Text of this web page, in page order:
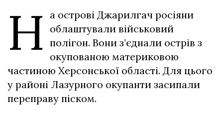
Н
а острові Джарилгач росіяни
облаштували військовий
полігон. Вони з’єднали острів з
окупованою материковою
частиною Херсонської області. Для цього
у районі Лазурного окупанти засипали
переправу піском.